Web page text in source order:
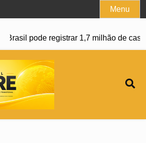
Menu
pode registrar 1,7 milhão de